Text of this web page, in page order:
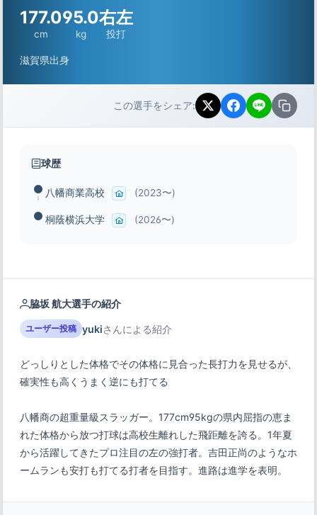
177.0
cm
95.0
kg
右左
投打
滋賀県出身
この選手をシェア:
球歴
八幡商業高校 (2023〜)
桐蔭横浜大学 (2026〜)
脇坂 航大選手の紹介
ユーザー投稿 yukiさんによる紹介
どっしりとした体格でその体格に見合った長打力を見せるが、
確実性も高くうまく逆にも打てる
八幡商の超重量級スラッガー。177cm95kgの県内屈指の恵ま
れた体格から放つ打球は高校生離れした飛距離を誇る。1年夏
から活躍してきたプロ注目の左の強打者。吉田正尚のようなホ
ームランも安打も打てる打者を目指す。進路は進学を表明。